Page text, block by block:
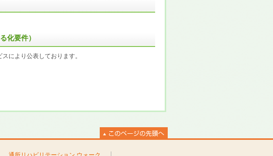
化要件）
により公表しております。